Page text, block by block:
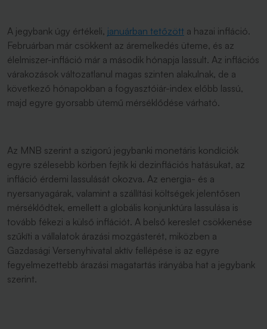
A jegybank úgy értékeli, januárban tetőzött a hazai infláció.
Februárban már csökkent az áremelkedés üteme, és az
élelmiszer-infláció már a második hónapja lassult. Az inflációs
várakozások változatlanul magas szinten alakulnak, de a
következő hónapokban a fogyasztóiár-index előbb lassú,
majd egyre gyorsabb ütemű mérséklődése várható.
Az MNB szerint a szigorú jegybanki monetáris kondíciók
egyre szélesebb körben fejtik ki dezinflációs hatásukat, az
infláció érdemi lassulását okozva. Az energia- és a
nyersanyagárak, valamint a szállítási költségek jelentősen
mérséklődtek, emellett a globális konjunktúra lassulása is
tovább fékezi a külső inflációt. A belső kereslet csökkenése
szűkíti a vállalatok árazási mozgásterét, miközben a
Gazdasági Versenyhivatal aktív fellépése is az egyre
fegyelmezettebb árazási magatartás irányába hat a jegybank
szerint.